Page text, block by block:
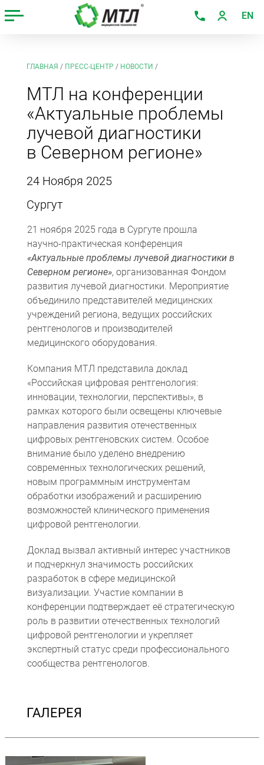
EN
ГЛАВНАЯ / ПРЕСС-ЦЕНТР / НОВОСТИ /
МТЛ на конференции
«Актуальные проблемы
лучевой диагностики
в Северном регионе»
24 Ноября 2025
Сургут
21 ноября 2025 года в Сургуте прошла
научно‑практическая конференция
«Актуальные проблемы лучевой диагностики в
Северном регионе», организованная Фондом
развития лучевой диагностики. Мероприятие
объединило представителей медицинских
учреждений региона, ведущих российских
рентгенологов и производителей
медицинского оборудования.
Компания МТЛ представила доклад
«Российская цифровая рентгенология:
инновации, технологии, перспективы», в
рамках которого были освещены ключевые
направления развития отечественных
цифровых рентгеновских систем. Особое
внимание было уделено внедрению
современных технологических решений,
новым программным инструментам
обработки изображений и расширению
возможностей клинического применения
цифровой рентгенологии.
Доклад вызвал активный интерес участников
и подчеркнул значимость российских
разработок в сфере медицинской
визуализации. Участие компании в
конференции подтверждает её стратегическую
роль в развитии отечественных технологий
цифровой рентгенологии и укрепляет
экспертный статус среди профессионального
сообщества рентгенологов.
ГАЛЕРЕЯ